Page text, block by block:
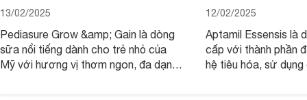
13/02/2025
Pediasure Grow &amp; Gain là dòng
sữa nổi tiếng dành cho trẻ nhỏ của
Mỹ với hương vị thơm ngon, đa dạng
12/02/2025
Aptamil Essensis là
cấp với thành phần
hệ tiêu hóa, sử